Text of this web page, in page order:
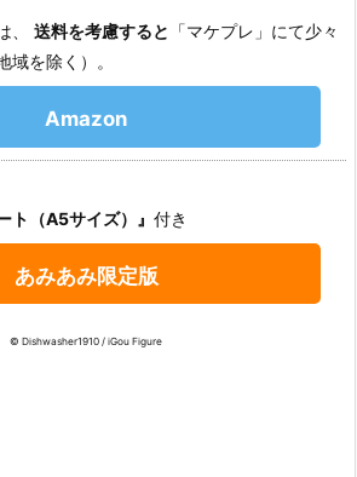
、 送料を考慮すると 「マケプレ」にて少々
域を除く）。
Amazon
ト（A5サイズ）』 付き
あみあみ限定版
© Dishwasher1910 / iGou Figure